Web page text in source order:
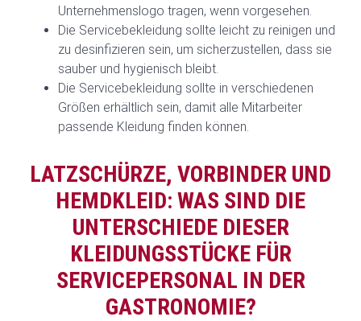
Unternehmenslogo tragen, wenn vorgesehen.
Die Servicebekleidung sollte leicht zu reinigen und
zu desinfizieren sein, um sicherzustellen, dass sie
sauber und hygienisch bleibt.
Die Servicebekleidung sollte in verschiedenen
Größen erhältlich sein, damit alle Mitarbeiter
passende Kleidung finden können.
LATZSCHÜRZE, VORBINDER UND
HEMDKLEID: WAS SIND DIE
UNTERSCHIEDE DIESER
KLEIDUNGSSTÜCKE FÜR
SERVICEPERSONAL IN DER
GASTRONOMIE?